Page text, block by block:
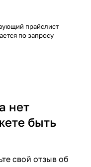
прайслист
по запросу
нет
быть
свой отзыв об